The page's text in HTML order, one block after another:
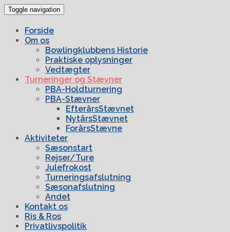
Toggle navigation
Forside
Om os
Bowlingklubbens Historie
Praktiske oplysninger
Vedtægter
Turneringer og Stævner
PBA-Holdturnering
PBA-Stævner
EfterårsStævnet
NytårsStævnet
ForårsStævne
Aktiviteter
Sæsonstart
Rejser/Ture
Julefrokost
Turneringsafslutning
Sæsonafslutning
Andet
Kontakt os
Ris & Ros
Privatlivspolitik